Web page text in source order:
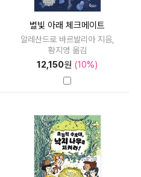
별빛 아래 체크메이트
알레산드로 바르발리아 지음,
황지영 옮김
12,150원 (10%)